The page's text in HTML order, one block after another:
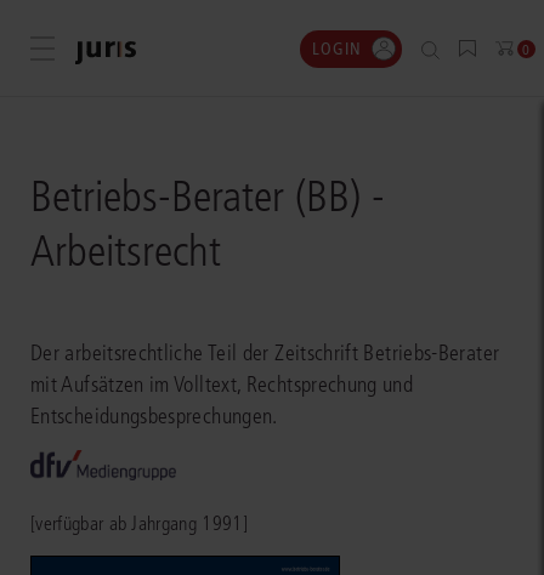
Menü öffnen LOGIN 0
Betriebs-Berater (BB) -
Arbeitsrecht
Der arbeitsrechtliche Teil der Zeitschrift Betriebs-Berater
mit Aufsätzen im Volltext, Rechtsprechung und
Entscheidungsbesprechungen.
[verfügbar ab Jahrgang 1991]